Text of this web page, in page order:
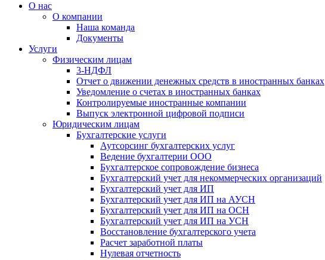
О нас
О компании
Наша команда
Документы
Услуги
Физическим лицам
3-НДФЛ
Отчет о движении денежных средств в иностранных банках
Уведомление о счетах в иностранных банках
Контролируемые иностранные компании
Выпуск электронной цифровой подписи
Юридическим лицам
Бухгалтерские услуги
Аутсорсинг бухгалтерских услуг
Ведение бухгалтерии ООО
Бухгалтерское сопровождение бизнеса
Бухгалтерский учет для некоммерческих организаций
Бухгалтерский учет для ИП
Бухгалтерский учет для ИП на АУСН
Бухгалтерский учет для ИП на ОСН
Бухгалтерский учет для ИП на УСН
Восстановление бухгалтерского учета
Расчет заработной платы
Нулевая отчетность